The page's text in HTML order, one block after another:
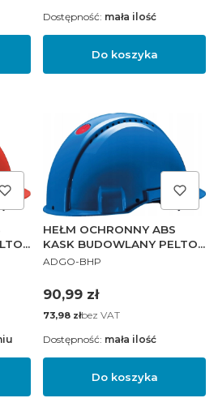
Do koszyka
Dostępność: mała ilość
HEŁM OCHRONNY ABS
KASK BUDOWLANY PELTOR
NIEBIESKI
PRODUCENT
ADGO-BHP
Cena
90,99 zł
Cena
73,98 złbez VAT
Do koszyka
Dostępność: mała ilość